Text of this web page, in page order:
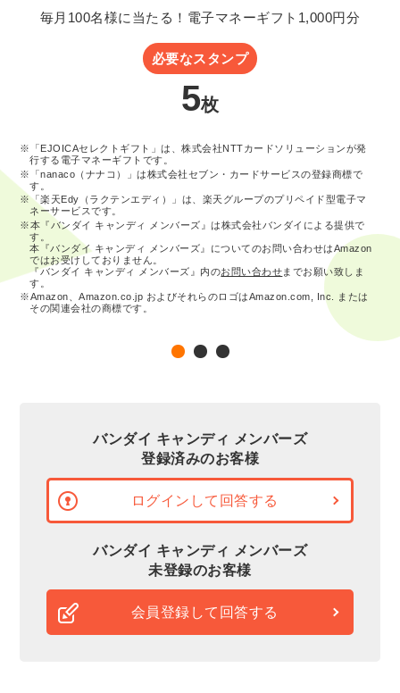
毎月100名様に当たる！電子マネーギフト1,000円分
必要なスタンプ
5枚
※「EJOICAセレクトギフト」は、株式会社NTTカードソリューションが発
行する電子マネーギフトです。
※「nanaco（ナナコ）」は株式会社セブン・カードサービスの登録商標で
す。
※「楽天Edy（ラクテンエディ）」は、楽天グループのプリペイド型電子マ
ネーサービスです。
※本『バンダイ キャンディ メンバーズ』は株式会社バンダイによる提供で
す。
本『バンダイ キャンディ メンバーズ』についてのお問い合わせはAmazon
ではお受けしておりません。
『バンダイ キャンディ メンバーズ』内のお問い合わせまでお願い致しま
す。
※Amazon、Amazon.co.jp およびそれらのロゴはAmazon.com, Inc. または
その関連会社の商標です。
バンダイ キャンディ メンバーズ
登録済みのお客様
ログインして回答する
バンダイ キャンディ メンバーズ
未登録のお客様
会員登録して回答する